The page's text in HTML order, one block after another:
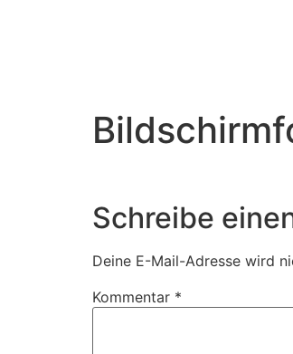
Schreibe
Deine E-Mail-Adresse wird
Kommentar *